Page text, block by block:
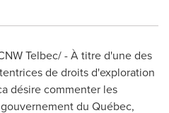
Telbec/ - À titre d'une des
de droits d'exploration
désire commenter les
du Québec,